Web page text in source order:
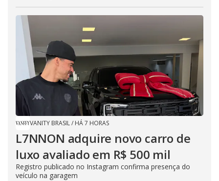
VANITY BRASIL/ HÁ 7 HORAS
L7NNON adquire novo carro de
luxo avaliado em R$ 500 mil
Registro publicado no Instagram confirma presença do
veículo na garagem